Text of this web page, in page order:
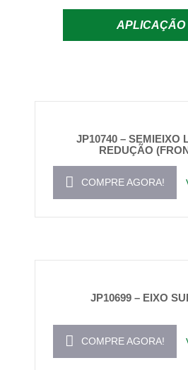
APLICAÇÃO
JP10740 – SEMIEIXO
REDUÇÃO
COMPRE AGORA!
JP10699 – EIXO
COMPRE AGORA!